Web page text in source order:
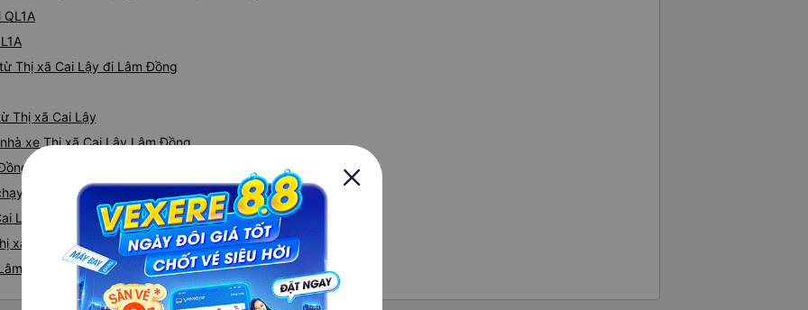
Thị xã Cai Lậy đi Lâm Đồng
Thị xã Cai Lậy
xe Thị xã Cai Lậy Lâm Đồng
tuyến đường Thị xã Cai Lậy đi Lâm Đồng
Lậy - Lâm Đồng
xã Cai Lậy nhanh và uy tín nhất
Đồng